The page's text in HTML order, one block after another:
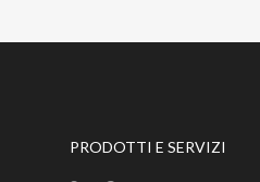
PRODOTTI E SERVIZI